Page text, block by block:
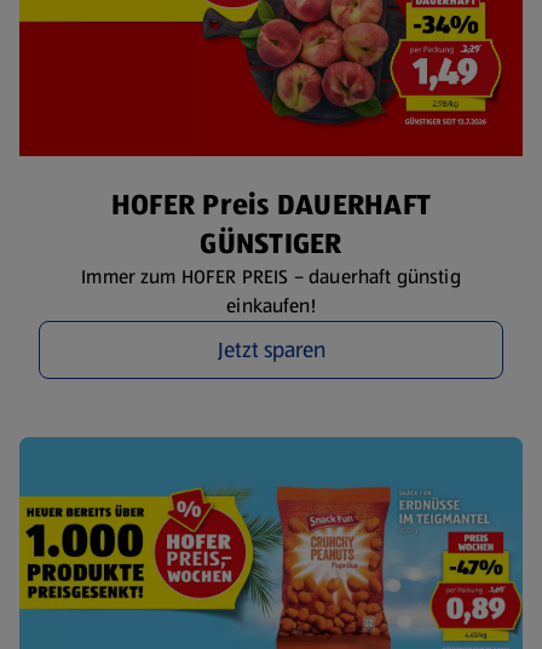
HOFER Preis DAUERHAFT
GÜNSTIGER
Immer zum HOFER PREIS – dauerhaft günstig
einkaufen!
Jetzt sparen